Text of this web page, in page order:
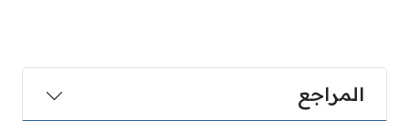
المراجع